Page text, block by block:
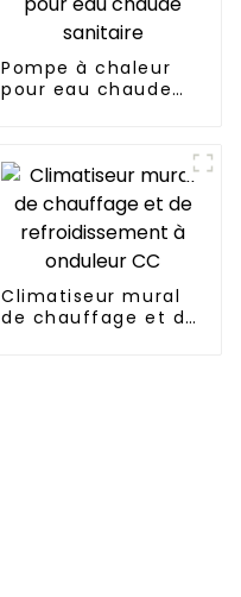
Pompe à chaleur
pour eau chaude
Climatiseur mural
de chauffage et de